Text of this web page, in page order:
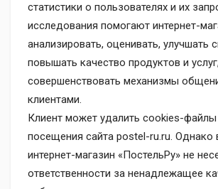
статистики о пользователях и их
исследования помогают интернет-
анализировать, оценивать, улучшать
повышать качество продуктов и услуг,
совершенствовать механизмы
клиентами.
Клиент может удалить cookies-файлы
посещения сайта postel-ru.ru. Однако
интернет-магазин «ПостельРу» не
ответственности за ненадлежащее